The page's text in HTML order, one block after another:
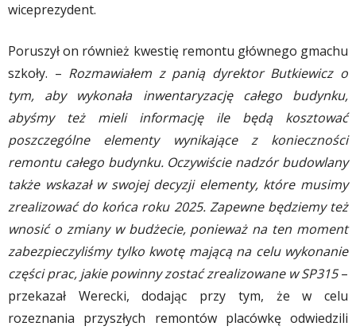
wiceprezydent.
Poruszył on również kwestię remontu głównego gmachu
szkoły. – Rozmawiałem z panią dyrektor Butkiewicz o
tym, aby wykonała inwentaryzację całego budynku,
abyśmy też mieli informację ile będą kosztować
poszczególne elementy wynikające z konieczności
remontu całego budynku. Oczywiście nadzór budowlany
także wskazał w swojej decyzji elementy, które musimy
zrealizować do końca roku 2025. Zapewne będziemy też
wnosić o zmiany w budżecie, ponieważ na ten moment
zabezpieczyliśmy tylko kwotę mającą na celu wykonanie
części prac, jakie powinny zostać zrealizowane w SP315–
przekazał Werecki, dodając przy tym, że w celu
rozeznania przyszłych remontów placówkę odwiedzili